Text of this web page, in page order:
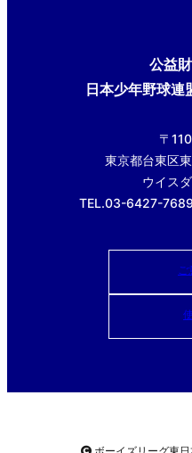
公益
日本少年野球
〒
東京都台東区
ウイス
TEL.03-6427-